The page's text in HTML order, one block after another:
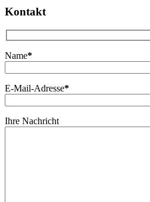
Kontakt
Name*
E-Mail-Adresse*
Ihre Nachricht